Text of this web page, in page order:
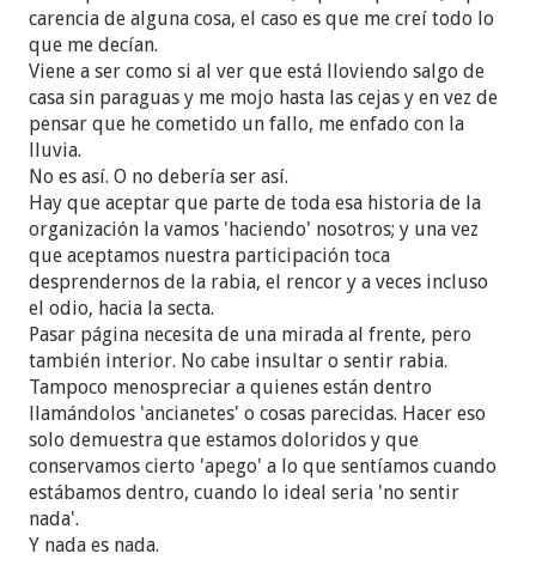
carencia de alguna cosa, el caso es que me creí todo lo
que me decían.
Viene a ser como si al ver que está lloviendo salgo de
casa sin paraguas y me mojo hasta las cejas y en vez de
pensar que he cometido un fallo, me enfado con la
lluvia.
No es así. O no debería ser así.
Hay que aceptar que parte de toda esa historia de la
organización la vamos 'haciendo' nosotros; y una vez
que aceptamos nuestra participación toca
desprendernos de la rabia, el rencor y a veces incluso
el odio, hacia la secta.
Pasar página necesita de una mirada al frente, pero
también interior. No cabe insultar o sentir rabia.
Tampoco menospreciar a quienes están dentro
llamándolos 'ancianetes' o cosas parecidas. Hacer eso
solo demuestra que estamos doloridos y que
conservamos cierto 'apego' a lo que sentíamos cuando
estábamos dentro, cuando lo ideal seria 'no sentir
nada'.
Y nada es nada.